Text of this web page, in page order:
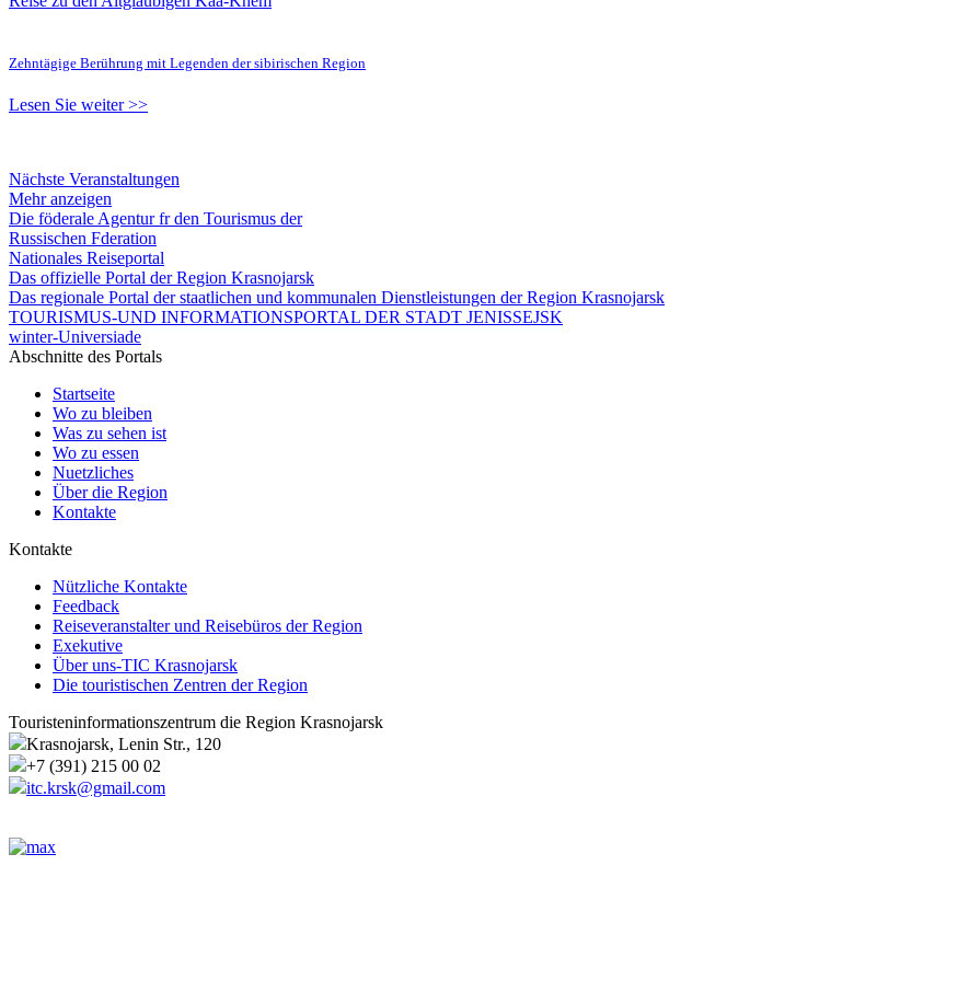
Zehntägige Berührung mit Legenden der sibirischen Region
Lesen Sie weiter >>
Nächste Veranstaltungen
Mehr anzeigen
Die föderale Agentur fr den Tourismus der
Russischen Fderation
Nationales Reiseportal
Das offizielle Portal der Region Krasnojarsk
Das regionale Portal der staatlichen und kommunalen Dienstleistungen der Region Krasnojarsk
TOURISMUS-UND INFORMATIONSPORTAL DER STADT JENISSEJSK
winter-Universiade
Abschnitte des Portals
Startseite
Wo zu bleiben
Was zu sehen ist
Wo zu essen
Nuetzliches
Über die Region
Kontakte
Kontakte
Nützliche Kontakte
Feedback
Reiseveranstalter und Reisebüros der Region
Exekutive
Über uns-TIC Krasnojarsk
Die touristischen Zentren der Region
Touristeninformationszentrum die Region Krasnojarsk
Krasnojarsk, Lenin Str., 120
+7 (391) 215 00 02
itc.krsk@gmail.com